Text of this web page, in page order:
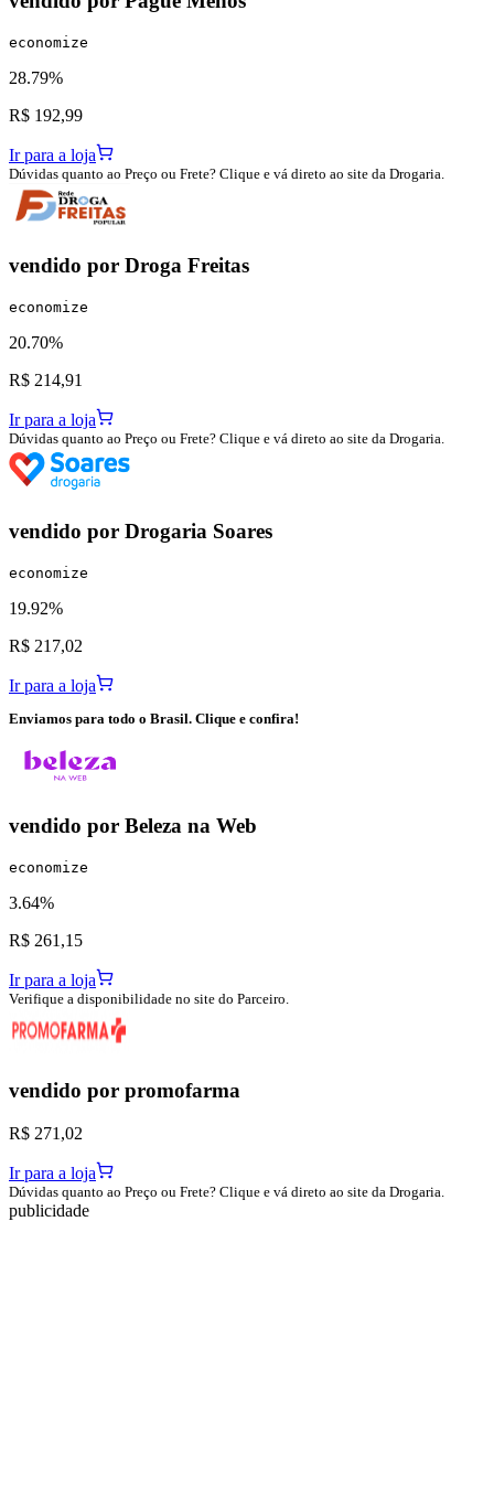
economize
28.79%
R$ 192,99
Ir para a loja
Dúvidas quanto ao Preço ou Frete? Clique e vá direto ao site da Drogaria.
vendido por Droga Freitas
economize
20.70%
R$ 214,91
Ir para a loja
Dúvidas quanto ao Preço ou Frete? Clique e vá direto ao site da Drogaria.
vendido por Drogaria Soares
economize
19.92%
R$ 217,02
Ir para a loja
Enviamos para todo o Brasil. Clique e confira!
vendido por Beleza na Web
economize
3.64%
R$ 261,15
Ir para a loja
Verifique a disponibilidade no site do Parceiro.
vendido por promofarma
R$ 271,02
Ir para a loja
Dúvidas quanto ao Preço ou Frete? Clique e vá direto ao site da Drogaria.
publicidade